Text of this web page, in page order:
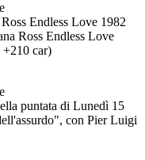
Endless Love 1982
Ross Endless Love
car)
puntata di Lunedì 15
con Pier Luigi